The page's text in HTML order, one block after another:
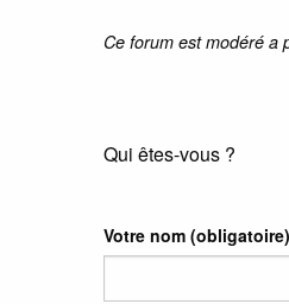
Ce forum est modéré a
Qui êtes-vous ?
Votre nom (obligatoire)